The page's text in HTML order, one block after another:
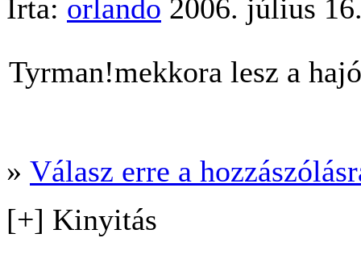
Írta: orlando 2006. július
Tyrman!mekkora lesz a
» Válasz erre a
[+] Kinyitás